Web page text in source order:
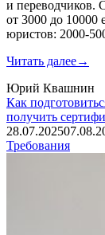
и переводчиков.
от 3000 до 10000
юристов: 2000-
Читать далее→
Юрий Квашнин
Как
получить
28.07.2025
Требования